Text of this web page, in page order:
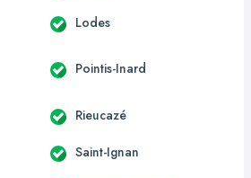
Lodes
Pointis-Inard
Rieucazé
Saint-Ignan